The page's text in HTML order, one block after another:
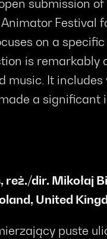
submission
Festival
on a
is remarkably
music. It
a significant
, reż./dir. Mikołaj
United
puste